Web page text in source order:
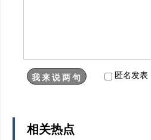
匿名发
相关热点